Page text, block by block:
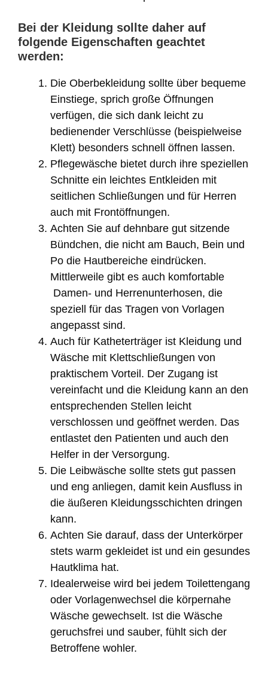
Bei der Kleidung sollte daher auf
folgende Eigenschaften geachtet
werden:
Die Oberbekleidung sollte über bequeme
Einstiege, sprich große Öffnungen
verfügen, die sich dank leicht zu
bedienender Verschlüsse (beispielweise
Klett) besonders schnell öffnen lassen.
Pflegewäsche bietet durch ihre speziellen
Schnitte ein leichtes Entkleiden mit
seitlichen Schließungen und für Herren
auch mit Frontöffnungen.
Achten Sie auf dehnbare gut sitzende
Bündchen, die nicht am Bauch, Bein und
Po die Hautbereiche eindrücken.
Mittlerweile gibt es auch komfortable
Damen- und Herrenunterhosen, die
speziell für das Tragen von Vorlagen
angepasst sind.
Auch für Katheterträger ist Kleidung und
Wäsche mit Klettschließungen von
praktischem Vorteil. Der Zugang ist
vereinfacht und die Kleidung kann an den
entsprechenden Stellen leicht
verschlossen und geöffnet werden. Das
entlastet den Patienten und auch den
Helfer in der Versorgung.
Die Leibwäsche sollte stets gut passen
und eng anliegen, damit kein Ausfluss in
die äußeren Kleidungsschichten dringen
kann.
Achten Sie darauf, dass der Unterkörper
stets warm gekleidet ist und ein gesundes
Hautklima hat.
Idealerweise wird bei jedem Toilettengang
oder Vorlagenwechsel die körpernahe
Wäsche gewechselt. Ist die Wäsche
geruchsfrei und sauber, fühlt sich der
Betroffene wohler.